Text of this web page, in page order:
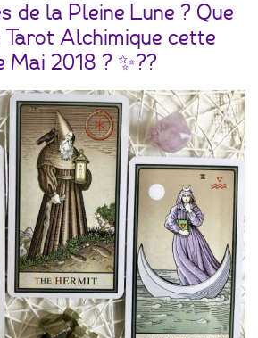
de la Pleine Lune ? Que
Alchimique cette
Mai 2018 ? ✨??